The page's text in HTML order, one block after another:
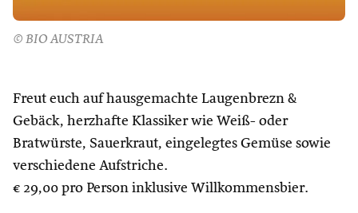
© BIO AUSTRIA
Freut euch auf hausgemachte Laugenbrezn &
Gebäck, herzhafte Klassiker wie Weiß- oder
Bratwürste, Sauerkraut, eingelegtes Gemüse sowie
verschiedene Aufstriche.
€ 29,00 pro Person inklusive Willkommensbier.